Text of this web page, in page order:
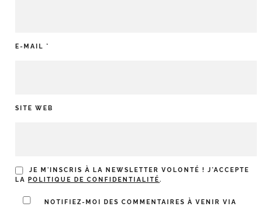
E-MAIL *
SITE WEB
JE M'INSCRIS À LA NEWSLETTER VOLONTÉ ! J'ACCEPTE
LA
POLITIQUE DE CONFIDENTIALITÉ.
NOTIFIEZ-MOI DES COMMENTAIRES À VENIR VIA